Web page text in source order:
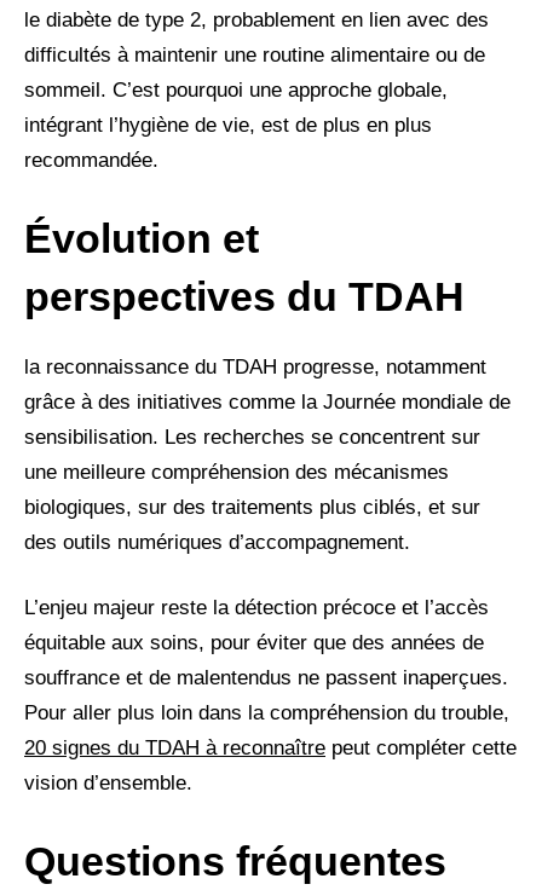
le diabète de type 2, probablement en lien avec des
difficultés à maintenir une routine alimentaire ou de
sommeil. C’est pourquoi une approche globale,
intégrant l’hygiène de vie, est de plus en plus
recommandée.
Évolution et
perspectives du TDAH
la reconnaissance du TDAH progresse, notamment
grâce à des initiatives comme la Journée mondiale de
sensibilisation. Les recherches se concentrent sur
une meilleure compréhension des mécanismes
biologiques, sur des traitements plus ciblés, et sur
des outils numériques d’accompagnement.
L’enjeu majeur reste la détection précoce et l’accès
équitable aux soins, pour éviter que des années de
souffrance et de malentendus ne passent inaperçues.
Pour aller plus loin dans la compréhension du trouble,
20 signes du TDAH à reconnaître peut compléter cette
vision d’ensemble.
Questions fréquentes